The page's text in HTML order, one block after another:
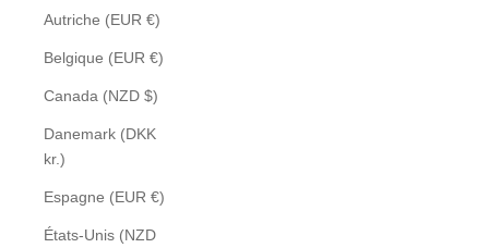
Autriche (EUR €)
Belgique (EUR €)
Canada (NZD $)
Danemark (DKK
kr.)
Espagne (EUR €)
États-Unis (NZD